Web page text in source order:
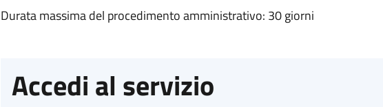
Durata massima del procedimento amministrativo: 30 giorni
Accedi al servizio